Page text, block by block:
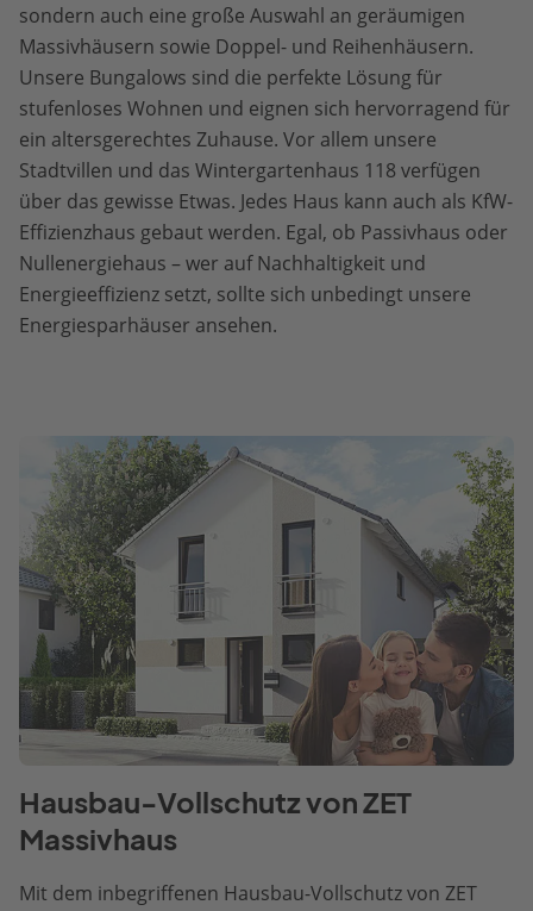
sondern auch eine große Auswahl an geräumigen
Massivhäusern sowie Doppel- und Reihenhäusern.
Unsere Bungalows sind die perfekte Lösung für
stufenloses Wohnen und eignen sich hervorragend für
ein altersgerechtes Zuhause. Vor allem unsere
Stadtvillen und das Wintergartenhaus 118 verfügen
über das gewisse Etwas. Jedes Haus kann auch als KfW-
Effizienzhaus gebaut werden. Egal, ob Passivhaus oder
Nullenergiehaus – wer auf Nachhaltigkeit und
Energieeffizienz setzt, sollte sich unbedingt unsere
Energiesparhäuser ansehen.
Hausbau-Vollschutz von ZET
Massivhaus
Mit dem inbegriffenen Hausbau-Vollschutz von ZET